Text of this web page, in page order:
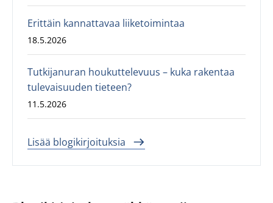
Erittäin kannattavaa liiketoimintaa
18.5.2026
Tutkijanuran houkuttelevuus – kuka rakentaa
tulevaisuuden tieteen?
11.5.2026
Lisää blogikirjoituksia